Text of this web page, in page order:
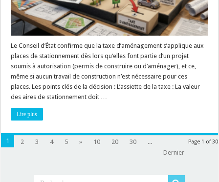
pour
les
aires
de
stationnement
!
Le Conseil d’État confirme que la taxe d’aménagement s’applique aux
places de stationnement dès lors qu’elles font partie d’un projet
soumis à autorisation (permis de construire ou d’aménager), et ce,
même si aucun travail de construction n’est nécessaire pour ces
places. Les points clés de la décision : L’assiette de la taxe : La valeur
des aires de stationnement doit …
Lire plus
Page 1 of 30
1 2 3 4 5 » 10 20 30
...
Dernier